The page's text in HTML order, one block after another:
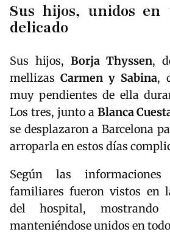
Sus hijos, unidos en
delicado
Sus hijos, Borja Thyssen,
mellizasCarmen y Sabina,
muy pendientes de ella
Los tres, junto a Blanca
se desplazaron a Barcelona
arroparla en estos días
Según las informaciones
familiares fueron vistos en
del hospital, mostrando
manteniéndose unidos en